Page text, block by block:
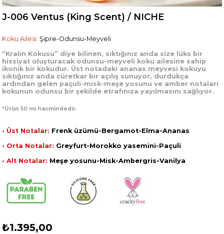
J-006 Ventus (King Scent) / NICHE
Koku Ailesi: Şipre-Odunsu-Meyveli
“Kralın Kokusu” diye bilinen, sıktığınız anda size lüks bir
hissiyat oluşturacak odunsu-meyveli koku ailesine sahip
ikonik bir kokudur. Üst notadaki ananas meyvesi kokuyu
sıktığınız anda cüretkar bir açılış sunuyor, durdukça
ardından gelen paçuli-misk-meşe yosunu ve amber notaları
kokunun odunsu bir şekilde etrafınıza yayılmasını sağlıyor.
*Ürün 50 ml hacmindedir.
• Üst Notalar: Frenk üzümü-Bergamot-Elma-Ananas
• Orta Notalar: Greyfurt-Morokko yasemini-Paçuli
• Alt Notalar: Meşe yosunu-Misk-Ambergris-Vanilya
₺1.395,00